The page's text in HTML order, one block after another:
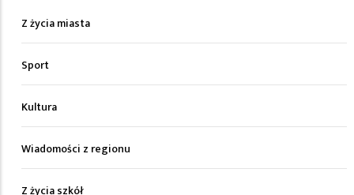
Z życia miasta
Sport
Kultura
Wiadomości z regionu
Z życia szkół